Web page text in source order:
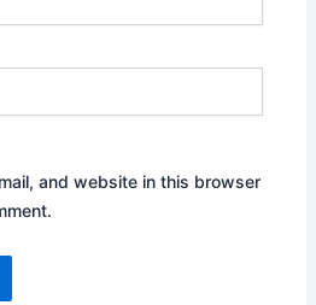
and website in this browser